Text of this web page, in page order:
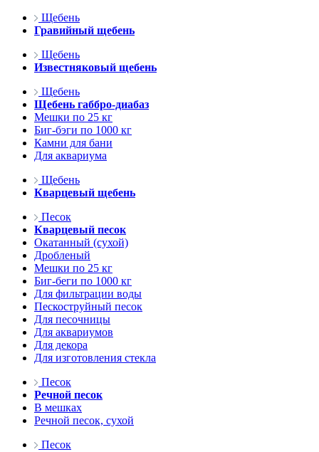
Щебень
Гравийный щебень
Щебень
Известняковый щебень
Щебень
Щебень габбро-диабаз
Мешки по 25 кг
Биг-бэги по 1000 кг
Камни для бани
Для аквариума
Щебень
Кварцевый щебень
Песок
Кварцевый песок
Окатанный (сухой)
Дробленый
Мешки по 25 кг
Биг-беги по 1000 кг
Для фильтрации воды
Пескоструйный песок
Для песочницы
Для аквариумов
Для декора
Для изготовления стекла
Песок
Речной песок
В мешках
Речной песок, сухой
Песок